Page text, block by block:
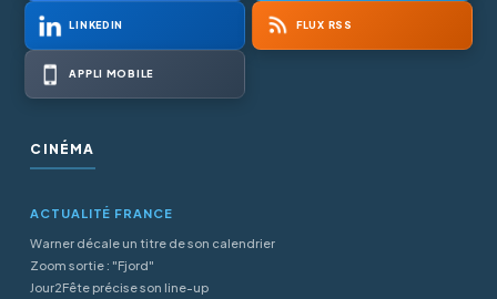
LINKEDIN FLUX RSS
APPLI MOBILE
CINÉMA
ACTUALITÉ FRANCE
Warner décale un titre de son calendrier
Zoom sortie : "Fjord"
Jour2Fête précise son line-up